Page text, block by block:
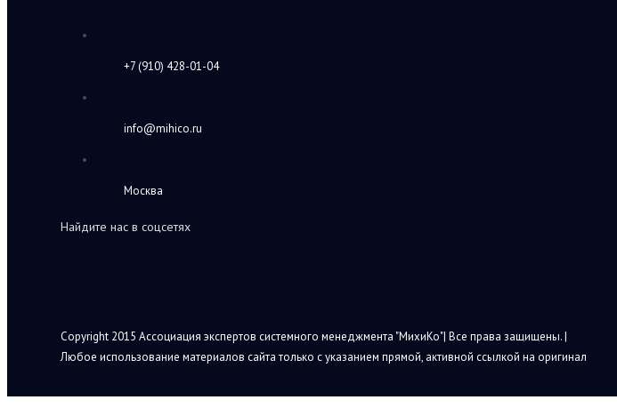
+7 (910) 428-01-04
info@mihico.ru
Москва
Найдите нас в соцсетях
Copyright 2015 Ассоциация экспертов системного менеджмента "МихиКо"| Все права защищены. |
Любое использование материалов сайта только с указанием прямой, активной ссылкой на оригинал